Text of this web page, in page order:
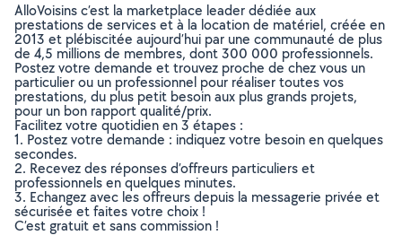
AlloVoisins c’est la marketplace leader dédiée aux
prestations de services et à la location de matériel, créée en
2013 et plébiscitée aujourd’hui par une communauté de plus
de 4,5 millions de membres, dont 300 000 professionnels.
Postez votre demande et trouvez proche de chez vous un
particulier ou un professionnel pour réaliser toutes vos
prestations, du plus petit besoin aux plus grands projets,
pour un bon rapport qualité/prix.
Facilitez votre quotidien en 3 étapes :
1. Postez votre demande : indiquez votre besoin en quelques
secondes.
2. Recevez des réponses d’offreurs particuliers et
professionnels en quelques minutes.
3. Echangez avec les offreurs depuis la messagerie privée et
sécurisée et faites votre choix !
C’est gratuit et sans commission !